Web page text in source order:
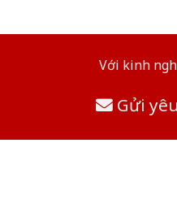
Với kinh
Gửi